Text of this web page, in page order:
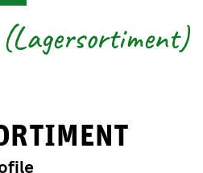
(Lagersortiment)